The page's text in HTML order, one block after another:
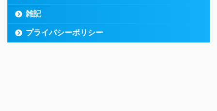
雑記
プライバシーポリシー